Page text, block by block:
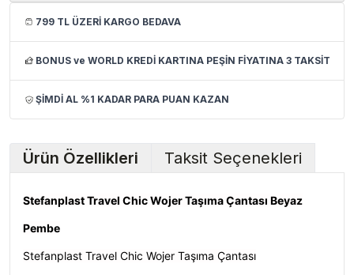
799 TL ÜZERİ KARGO BEDAVA
BONUS ve WORLD KREDİ KARTINA PEŞİN FİYATINA 3 TAKSİT
ŞİMDİ AL %1 KADAR PARA PUAN KAZAN
Ürün Özellikleri Taksit Seçenekleri
Stefanplast Travel Chic Wojer Taşıma Çantası Beyaz
Pembe
Stefanplast Travel Chic Wojer Taşıma Çantası